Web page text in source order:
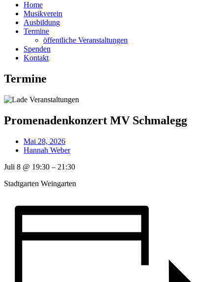
Home
Musikverein
Ausbildung
Termine
öffentliche Veranstaltungen
Spenden
Kontakt
Termine
Promenadenkonzert MV Schmalegg
Mai 28, 2026
Hannah Weber
Juli 8 @ 19:30 – 21:30
Stadtgarten Weingarten